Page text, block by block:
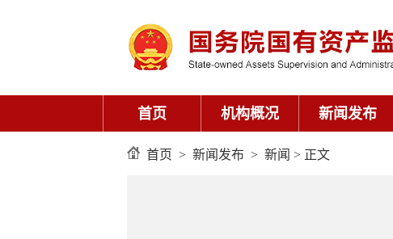
首页 机构概况 新闻发布
首页 > 新闻发布 > 新闻 > 正文